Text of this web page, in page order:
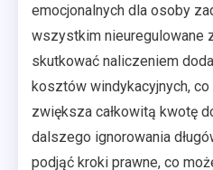
emocjonalnych dla osoby
wszystkim nieuregulowane
skutkować naliczeniem
kosztów windykacyjnych,
zwiększa całkowitą kwotę
dalszego ignorowania
podjąć kroki prawne, co